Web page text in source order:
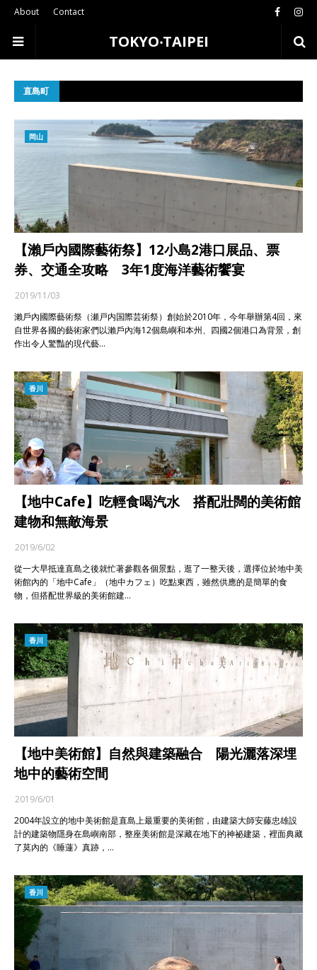
About Contact
TOKYO‧TAIPEI
直島町
岡山
【瀨戶內國際藝術祭】12小島2港口展品、票
券、交通全攻略 3年1度海洋藝術饗宴
2019/11/03
瀨戶內國際藝術祭（瀬戸内国際芸術祭）創始於2010年，今年舉辦第4回，來
自世界各國的藝術家們以瀨戶內海12個島嶼和本州、四國2個港口為背景，創
作出令人驚豔的現代藝…
香川
【地中Cafe】吃輕食喝汽水 搭配壯闊的美術館
建物和無敵海景
2019/6/02
從一大早抵達直島之後就忙著參觀各個景點，逛了一整天後，選擇位於地中美
術館內的「地中Cafe」（地中カフェ）吃點東西，雖然供應的是簡單的食
物，但搭配世界級的美術館建…
香川
【地中美術館】自然與建築融合 陽光灑落深埋
地中的藝術空間
2019/6/01
2004年設立的地中美術館是直島上最重要的美術館，由建築大師安藤忠雄設
計的建築物隱身在島嶼南部，整座美術館是深藏在地下的神祕建築，裡面典藏
了莫內的《睡蓮》真跡，…
香川